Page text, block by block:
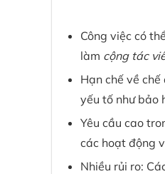
Công việc có
làm cộng tác
Hạn chế về
yếu tố như bảo
Yêu cầu cao
các hoạt động
Nhiều rủi ro: